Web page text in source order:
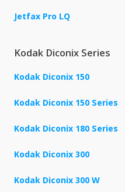
Jetfax Pro LQ
Kodak Diconix Series
Kodak Diconix 150
Kodak Diconix 150 Series
Kodak Diconix 180 Series
Kodak Diconix 300
Kodak Diconix 300 W